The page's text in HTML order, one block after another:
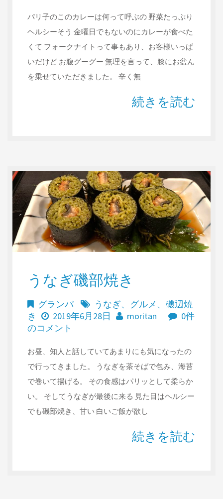
パリ子のこのカレーは何って呼ぶの 野菜たっぷり
ヘルシーそう 金曜日でもないのにカレーが食べた
くて フォークナイトって事もあり、お客様いっぱ
いだけど お腹グーグー 無理を言って、膝にお盆ん
を乗せていただきました。 辛く無
続きを読む
うなぎ磯部焼き
グランパ うなぎ、 グルメ 、 磯辺焼
き
2019年6月28日 moritan
0件
のコメント
お昼、知人と話していてあまりにも気になったの
で行ってきました。 うなぎを茶そばで包み、海苔
で巻いて揚げる。 その食感はパリッとして柔らか
い。 そしてうなぎが最後に来る 見た目はヘルシー
でも磯部焼き、甘い 白いご飯が欲し
続きを読む